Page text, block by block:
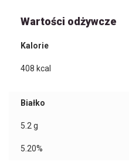
Wartości odżywcze
Kalorie
408 kcal
Białko
5.2g
5.20%